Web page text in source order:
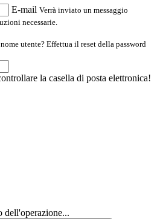
E-mail Verrà inviato un messaggio
necessarie.
utente? Effettua il reset della password
la casella di posta elettronica!
dell'operazione...